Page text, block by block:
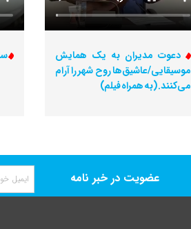
دعوت مدیران به یک همایش
موسیقایی/عاشیق‌ها روح شهر را آرام
می‌کنند. (به همراه فیلم)
عضویت در خبر نامه